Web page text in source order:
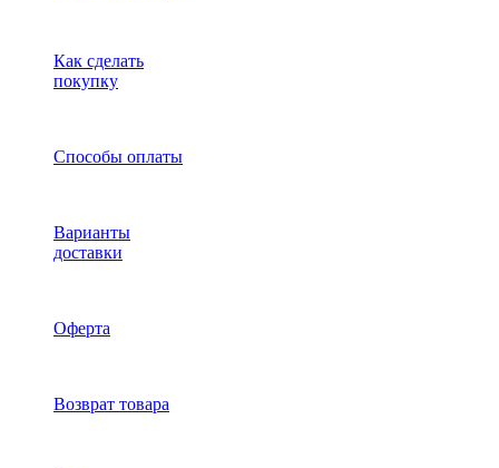
Как сделать
покупку
Способы оплаты
Варианты
доставки
Оферта
Возврат товара